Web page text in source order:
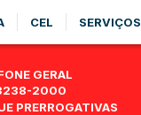
CEL SERVIÇOS
GERAL
2000
PRERROGATIVAS